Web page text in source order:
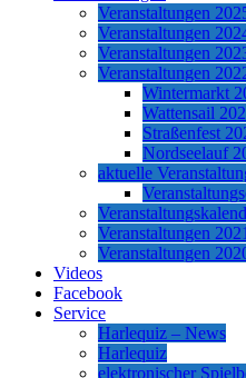
Veranstaltungen
Veranstaltungen
Veranstaltungen
Veranstaltungen
Wintermarkt
Wattensail
Straßenfest
Nordseelauf
aktuelle
Veranstaltungen 2021
Veranstaltungen
Videos
Facebook
Service
Harlequiz – News
Harlequiz
elektronischer